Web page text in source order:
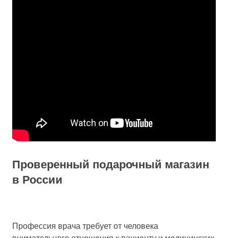
Проверенный подарочный магазин
в России
Профессия врача требует от человека